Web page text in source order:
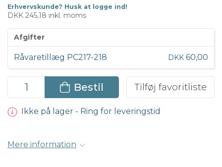
Erhvervskunde? Husk at logge ind!
DKK 245,18 inkl. moms
Afgifter
Råvaretillæg PC217-218 DKK 60,00
Bestil Tilføj favoritliste
Ikke på lager - Ring for leveringstid
Mere information